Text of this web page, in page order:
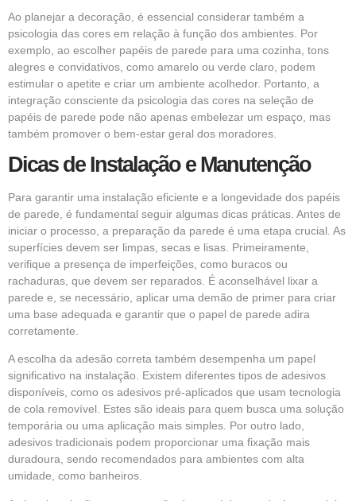
Ao planejar a decoração, é essencial considerar também a
psicologia das cores em relação à função dos ambientes. Por
exemplo, ao escolher papéis de parede para uma cozinha, tons
alegres e convidativos, como amarelo ou verde claro, podem
estimular o apetite e criar um ambiente acolhedor. Portanto, a
integração consciente da psicologia das cores na seleção de
papéis de parede pode não apenas embelezar um espaço, mas
também promover o bem-estar geral dos moradores.
Dicas de Instalação e Manutenção
Para garantir uma instalação eficiente e a longevidade dos papéis
de parede, é fundamental seguir algumas dicas práticas. Antes de
iniciar o processo, a preparação da parede é uma etapa crucial. As
superfícies devem ser limpas, secas e lisas. Primeiramente,
verifique a presença de imperfeições, como buracos ou
rachaduras, que devem ser reparados. É aconselhável lixar a
parede e, se necessário, aplicar uma demão de primer para criar
uma base adequada e garantir que o papel de parede adira
corretamente.
A escolha da adesão correta também desempenha um papel
significativo na instalação. Existem diferentes tipos de adesivos
disponíveis, como os adesivos pré-aplicados que usam tecnologia
de cola removível. Estes são ideais para quem busca uma solução
temporária ou uma aplicação mais simples. Por outro lado,
adesivos tradicionais podem proporcionar uma fixação mais
duradoura, sendo recomendados para ambientes com alta
umidade, como banheiros.